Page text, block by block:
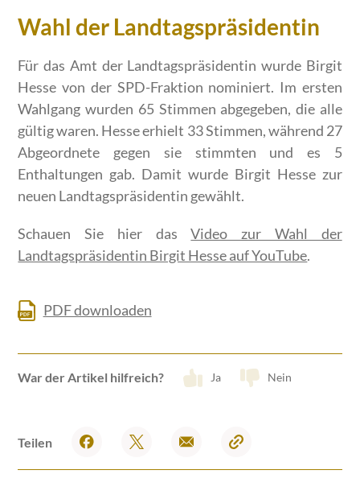
Wahl der Landtagspräsidentin
Für das Amt der Landtagspräsidentin wurde Birgit
Hesse von der SPD-Fraktion nominiert. Im ersten
Wahlgang wurden 65 Stimmen abgegeben, die alle
gültig waren. Hesse erhielt 33 Stimmen, während 27
Abgeordnete gegen sie stimmten und es 5
Enthaltungen gab. Damit wurde Birgit Hesse zur
neuen Landtagspräsidentin gewählt.
Schauen Sie hier dasVideo zur Wahl der
Landtagspräsidentin Birgit Hesse auf YouTube.
PDF downloaden
War der Artikel hilfreich? Ja Nein
Teilen